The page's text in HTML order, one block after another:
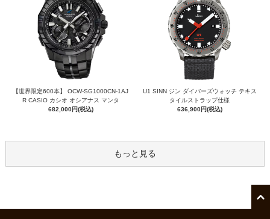
【世界限定600本】 OCW-SG1000CN-1AJ
R CASIO カシオ オシアナス マンタ
682,000円(税込)
U1 SINN ジン ダイバーズウォッチ テキス
タイルストラップ仕様
636,900円(税込)
もっと見る